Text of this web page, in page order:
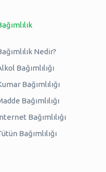
Nedir?
Bağımlılığı
Bağımlılığı
Bağımlılığı
Bağımlılığı
Bağımlılığı